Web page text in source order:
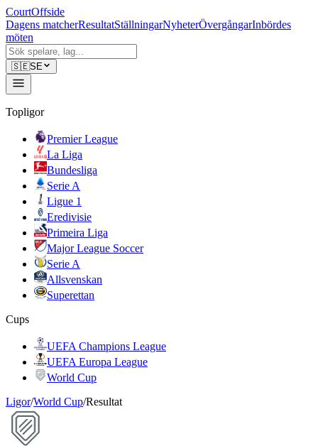
CourtOffside
Dagens matcherResultatStällningarNyheterÖvergångarInbördes
möten
🇸🇪SE
Topligor
Premier League
La Liga
Bundesliga
Serie A
Ligue 1
Eredivisie
Primeira Liga
Major League Soccer
Serie A
Allsvenskan
Superettan
Cups
UEFA Champions League
UEFA Europa League
World Cup
Ligor/World Cup/Resultat